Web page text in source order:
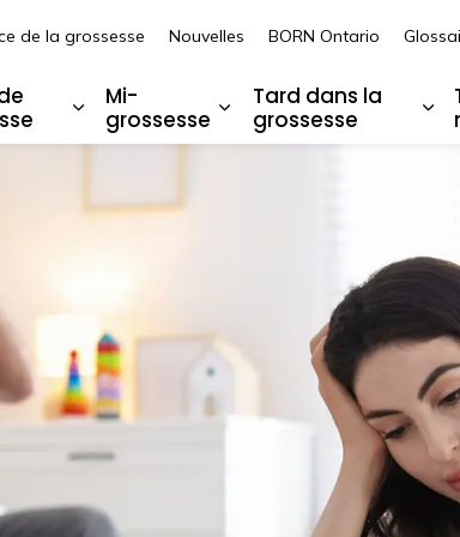
sous-pages Avant la grossesse
Élargir les sous-pages Début de
Mi-
grossesse
Élargir les sous-pages
Tard dans la
grossesse
de la grossesse Nouvelles BORN Ontario